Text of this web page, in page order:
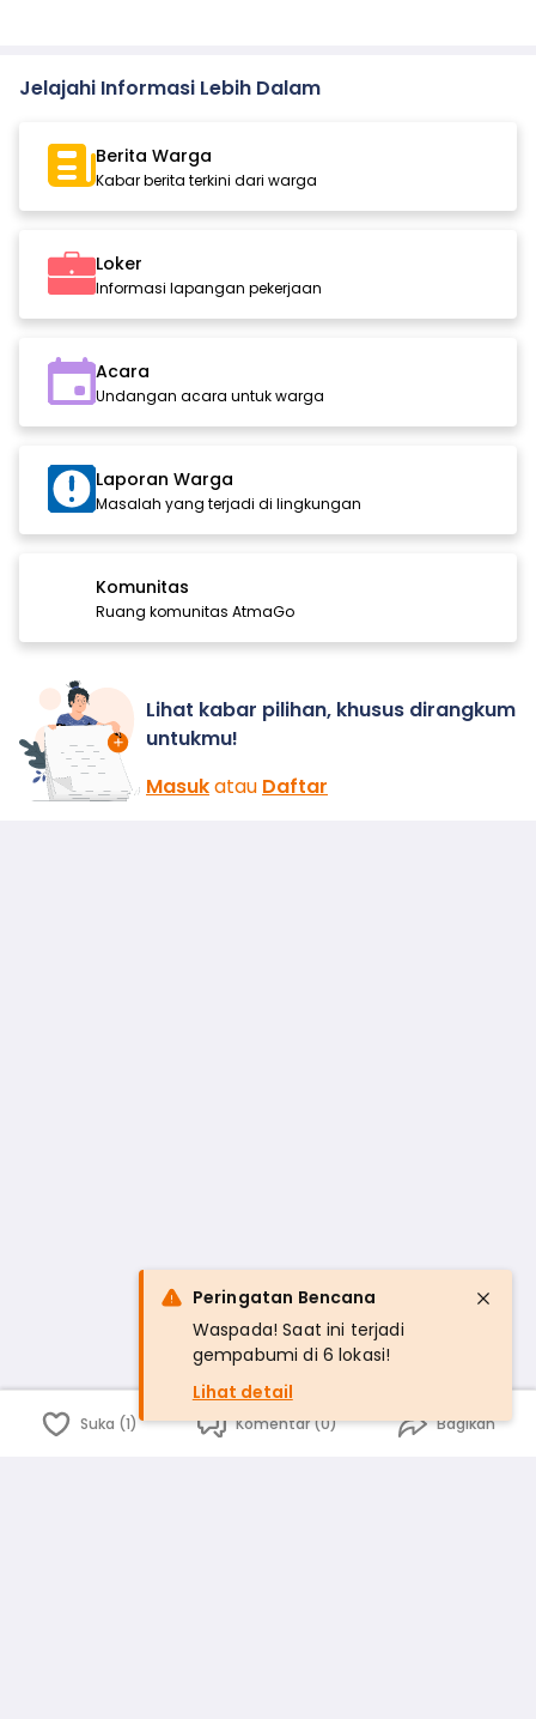
Jelajahi Informasi Lebih Dalam
Berita Warga
Kabar berita terkini dari warga
Loker
Informasi lapangan pekerjaan
Acara
Undangan acara untuk warga
Laporan Warga
Masalah yang terjadi di lingkungan
Komunitas
Ruang komunitas AtmaGo
Lihat kabar pilihan, khusus dirangkum
untukmu!
Masukatau Daftar
Suka (1) Komentar (0) Bagikan
Peringatan Bencana
Waspada! Saat ini terjadi
gempabumi di 6 lokasi!
Lihat detail